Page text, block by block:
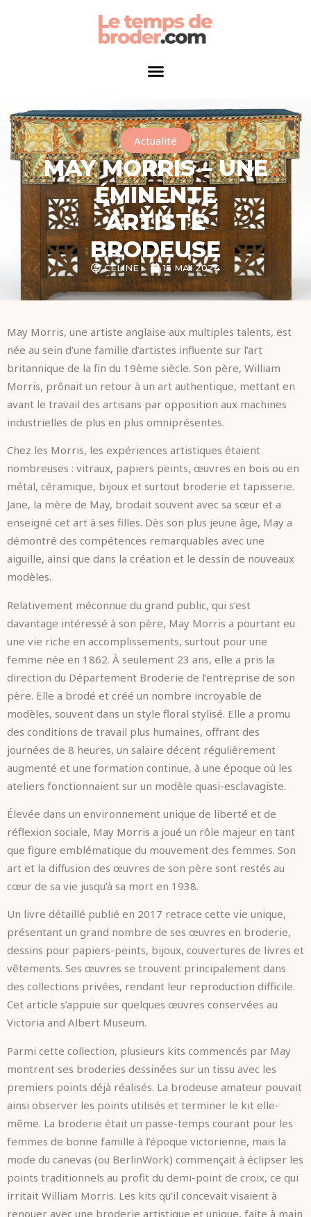
Actualité
MAY MORRIS – UNE
ÉMINENTE
ARTISTE
BRODEUSE
CELINE 15 MAI 2024
May Morris, une artiste anglaise aux multiples talents, est
née au sein d’une famille d’artistes influente sur l’art
britannique de la fin du 19ème siècle. Son père, William
Morris, prônait un retour à un art authentique, mettant en
avant le travail des artisans par opposition aux machines
industrielles de plus en plus omniprésentes.
Chez les Morris, les expériences artistiques étaient
nombreuses : vitraux, papiers peints, œuvres en bois ou en
métal, céramique, bijoux et surtout broderie et tapisserie.
Jane, la mère de May, brodait souvent avec sa sœur et a
enseigné cet art à ses filles. Dès son plus jeune âge, May a
démontré des compétences remarquables avec une
aiguille, ainsi que dans la création et le dessin de nouveaux
modèles.
Relativement méconnue du grand public, qui s’est
davantage intéressé à son père, May Morris a pourtant eu
une vie riche en accomplissements, surtout pour une
femme née en 1862. À seulement 23 ans, elle a pris la
direction du Département Broderie de l’entreprise de son
père. Elle a brodé et créé un nombre incroyable de
modèles, souvent dans un style floral stylisé. Elle a promu
des conditions de travail plus humaines, offrant des
journées de 8 heures, un salaire décent régulièrement
augmenté et une formation continue, à une époque où les
ateliers fonctionnaient sur un modèle quasi-esclavagiste.
Élevée dans un environnement unique de liberté et de
réflexion sociale, May Morris a joué un rôle majeur en tant
que figure emblématique du mouvement des femmes. Son
art et la diffusion des œuvres de son père sont restés au
cœur de sa vie jusqu’à sa mort en 1938.
Un livre détaillé publié en 2017 retrace cette vie unique,
présentant un grand nombre de ses œuvres en broderie,
dessins pour papiers-peints, bijoux, couvertures de livres et
vêtements. Ses œuvres se trouvent principalement dans
des collections privées, rendant leur reproduction difficile.
Cet article s’appuie sur quelques œuvres conservées au
Victoria and Albert Museum.
Parmi cette collection, plusieurs kits commencés par May
montrent ses broderies dessinées sur un tissu avec les
premiers points déjà réalisés. La brodeuse amateur pouvait
ainsi observer les points utilisés et terminer le kit elle-
même. La broderie était un passe-temps courant pour les
femmes de bonne famille à l’époque victorienne, mais la
mode du canevas (ou BerlinWork) commençait à éclipser les
points traditionnels au profit du demi-point de croix, ce qui
irritait William Morris. Les kits qu’il concevait visaient à
renouer avec une broderie artistique et unique, faite à main